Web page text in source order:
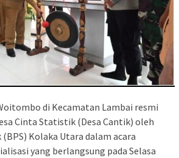
di Kecamatan Lambai resmi
Cinta Statistik (Desa Cantik) oleh
Kolaka Utara dalam acara
yang berlangsung pada Selasa